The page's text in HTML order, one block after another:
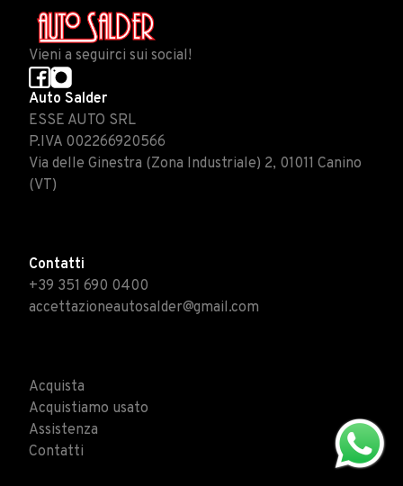
Vieni a seguirci sui social!
Auto Salder
ESSE AUTO SRL
P.IVA 002266920566
Via delle Ginestra (Zona Industriale) 2, 01011 Canino
(VT)
Contatti
+39 351 690 0400
accettazioneautosalder@gmail.com
Acquista
Acquistiamo usato
Assistenza
Contatti